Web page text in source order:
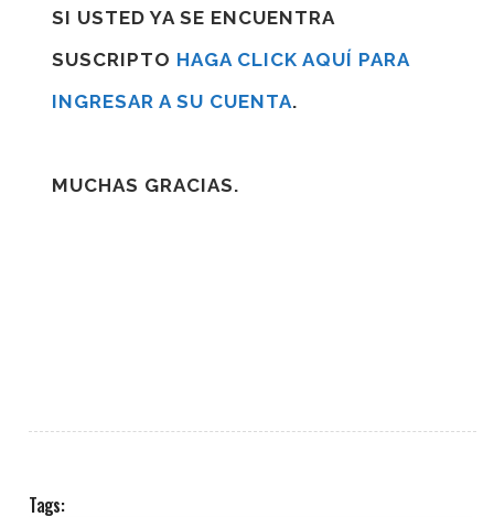
SI USTED YA SE ENCUENTRA
SUSCRIPTO HAGA CLICK AQUÍ PARA
INGRESAR A SU CUENTA.
MUCHAS GRACIAS.
Tags: